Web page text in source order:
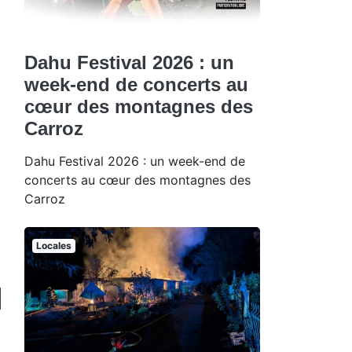
Dahu Festival 2026 : un
week-end de concerts au
cœur des montagnes des
Carroz
Dahu Festival 2026 : un week-end de
concerts au cœur des montagnes des
Carroz
Locales